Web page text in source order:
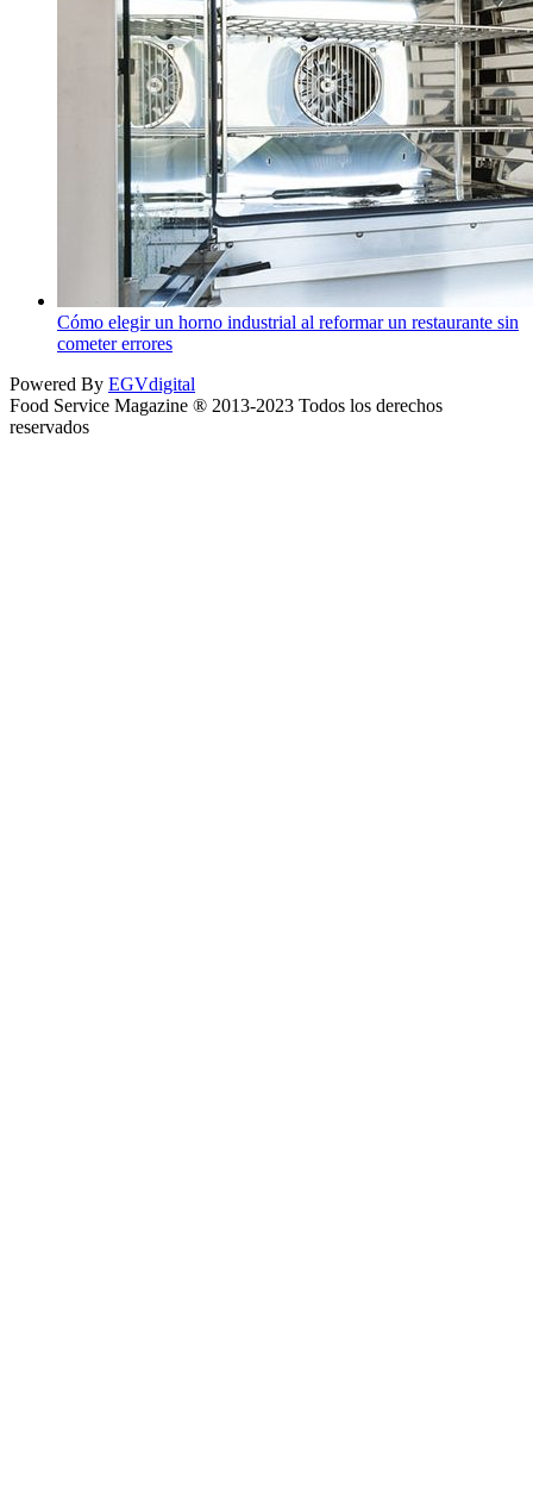
Cómo elegir un horno industrial al reformar un restaurante sin
cometer errores
Powered By EGVdigital
Food Service Magazine ® 2013-2023 Todos los derechos
reservados